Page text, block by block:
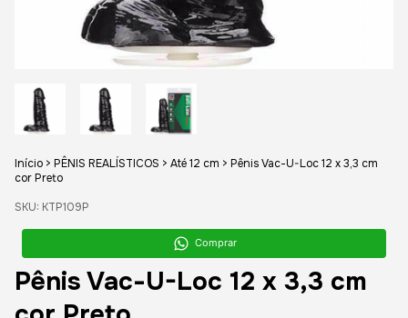
Início > PÊNIS REALÍSTICOS > Até 12 cm > Pênis Vac-U-Loc 12 x 3,3 cm
cor Preto
SKU: KTP109P
Comprar
Pênis Vac-U-Loc 12 x 3,3 cm